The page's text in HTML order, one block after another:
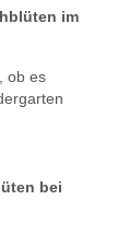
im
ob es
bei